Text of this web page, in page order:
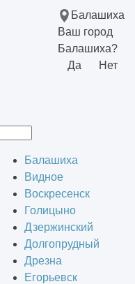
Балашиха
Ваш город
Балашиха?
Да
Нет
Балашиха
Видное
Воскресенск
Голицыно
Дзержинский
Долгопрудный
Дрезна
Егорьевск